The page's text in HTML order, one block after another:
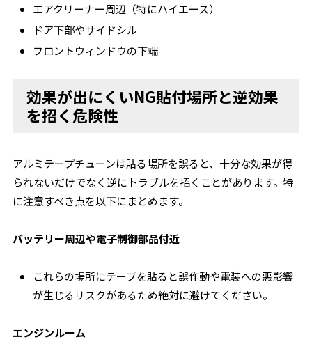
エアクリーナー周辺（特にハイエース）
ドア下部やサイドシル
フロントウィンドウの下端
効果が出にくいNG貼付場所と逆効果
を招く危険性
アルミテープチューンは貼る場所を誤ると、十分な効果が得
られないだけでなく逆にトラブルを招くことがあります。特
に注意すべき点を以下にまとめます。
バッテリー周辺や電子制御部品付近
これらの場所にテープを貼ると誤作動や電装への悪影響
が生じるリスクがあるため絶対に避けてください。
エンジンルーム